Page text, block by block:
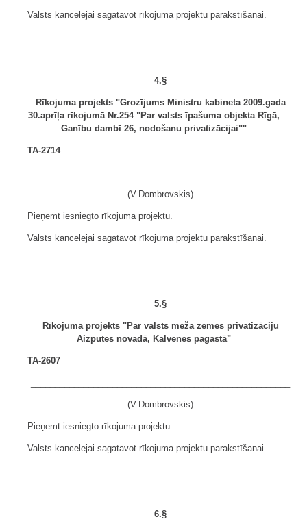
Valsts kancelejai sagatavot rīkojuma projektu parakstīšanai.
4.§
Rīkojuma projekts "Grozījums Ministru kabineta 2009.gada
30.aprīļa rīkojumā Nr.254 "Par valsts īpašuma objekta Rīgā,
Ganību dambī 26, nodošanu privatizācijai""
TA-2714
(V.Dombrovskis)
Pieņemt iesniegto rīkojuma projektu.
Valsts kancelejai sagatavot rīkojuma projektu parakstīšanai.
5.§
Rīkojuma projekts "Par valsts meža zemes privatizāciju
Aizputes novadā, Kalvenes pagastā"
TA-2607
(V.Dombrovskis)
Pieņemt iesniegto rīkojuma projektu.
Valsts kancelejai sagatavot rīkojuma projektu parakstīšanai.
6.§